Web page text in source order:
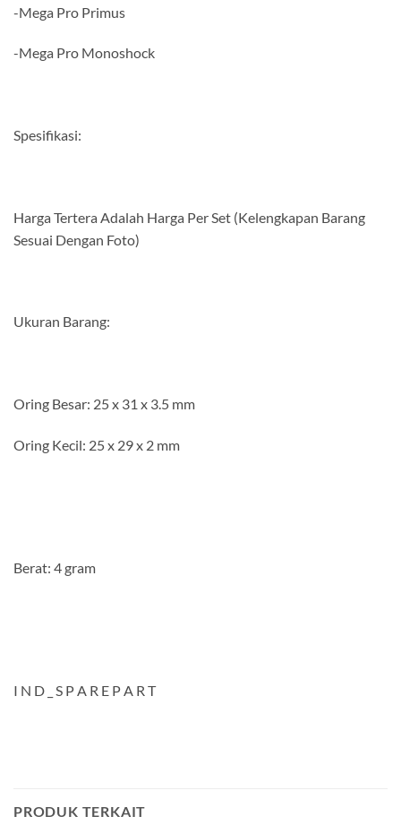
-Mega Pro Primus
-Mega Pro Monoshock
Spesifikasi:
Harga Tertera Adalah Harga Per Set (Kelengkapan Barang
Sesuai Dengan Foto)
Ukuran Barang:
Oring Besar: 25 x 31 x 3.5 mm
Oring Kecil: 25 x 29 x 2 mm
Berat: 4 gram
I N D _ S P A R E P A R T
PRODUK TERKAIT